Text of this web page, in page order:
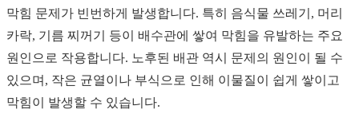
막힘 문제가 빈번하게 발생합니다. 특히 음식물 쓰레기, 머리
카락, 기름 찌꺼기 등이 배수관에 쌓여 막힘을 유발하는 주요
원인으로 작용합니다. 노후된 배관 역시 문제의 원인이 될 수
있으며, 작은 균열이나 부식으로 인해 이물질이 쉽게 쌓이고
막힘이 발생할 수 있습니다.